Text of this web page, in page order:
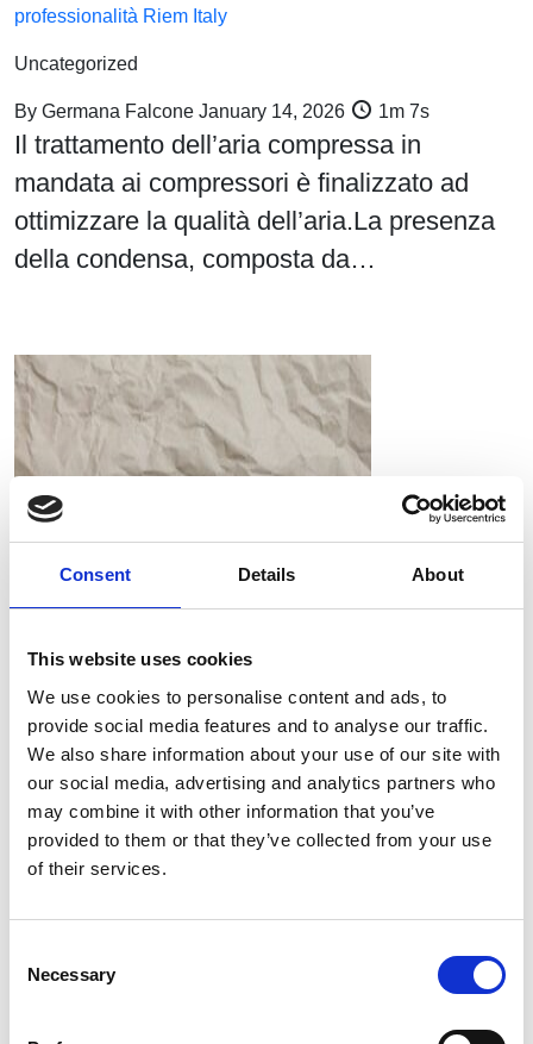
Consent Details About
This website uses cookies
We use cookies to personalise content and ads, to
provide social media features and to analyse our traffic.
We also share information about your use of our site with
our social media, advertising and analytics partners who
may combine it with other information that you’ve
provided to them or that they’ve collected from your use
of their services.
Selection
Necessary
professionalità Riem Italy
Uncategorized
By Germana Falcone January 14, 2026 1m 7s
Il trattamento dell’aria compressa in
mandata ai compressori è finalizzato ad
ottimizzare la qualità dell’aria.La presenza
della condensa, composta da…
RIEM Italy Srl e l’utilizzo dell’aria compressa oil-free
nella lavorazione della carta
Uncategorized
ByGermana FalconeJanuary 14, 2026 1m 26s
RIEM Italy è un'azienda italiana
specializzata nella revisione e
essiccatori e accessori per l'industria. Uno
dei…